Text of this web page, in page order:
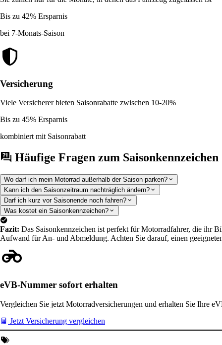
Bis zu 42% Ersparnis
bei 7-Monats-Saison
Versicherung
Viele Versicherer bieten Saisonrabatte zwischen 10-20%
Bis zu 45% Ersparnis
kombiniert mit Saisonrabatt
Häufige Fragen zum Saisonkennzeichen
Wo darf ich mein Motorrad außerhalb der Saison parken?
Kann ich den Saisonzeitraum nachträglich ändern?
Darf ich kurz vor Saisonende noch fahren?
Was kostet ein Saisonkennzeichen?
Fazit: Das Saisonkennzeichen ist perfekt für Motorradfahrer, die ihr
Aufwand für An- und Abmeldung. Achten Sie darauf, einen
eVB-Nummer sofort erhalten
Vergleichen Sie jetzt Motorradversicherungen und erhalten Sie Ihre
Jetzt Versicherung vergleichen